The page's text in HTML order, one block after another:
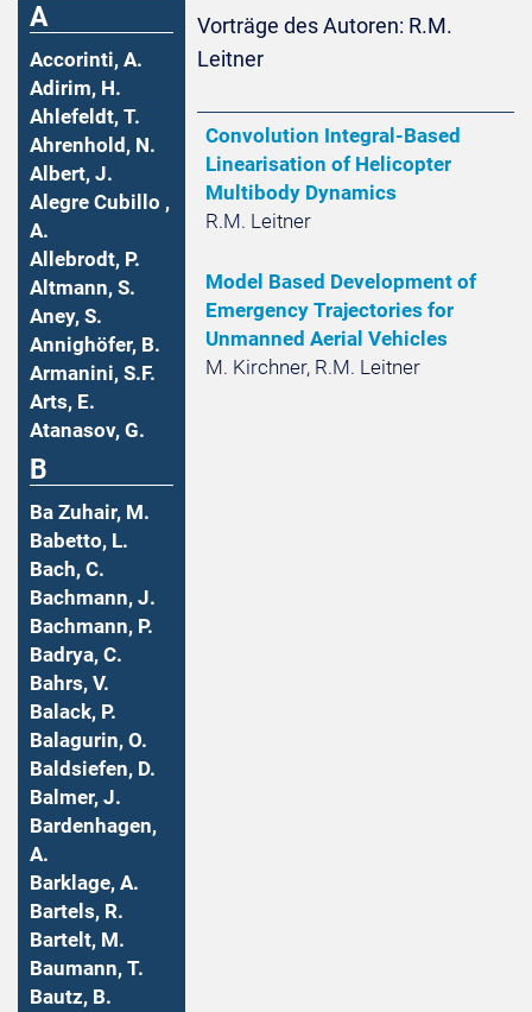
A
Accorinti, A.
Adirim, H.
Ahlefeldt, T.
Ahrenhold, N.
Albert, J.
Alegre Cubillo ,
A.
Allebrodt, P.
Altmann, S.
Aney, S.
Annighöfer, B.
Armanini, S.F.
Arts, E.
Atanasov, G.
B
Ba Zuhair, M.
Babetto, L.
Bach, C.
Bachmann, J.
Bachmann, P.
Badrya, C.
Bahrs, V.
Balack, P.
Balagurin, O.
Baldsiefen, D.
Balmer, J.
Bardenhagen,
A.
Barklage, A.
Bartels, R.
Bartelt, M.
Baumann, T.
Bautz, B.
Vorträge des Autoren: R.M.
Leitner
Convolution Integral-Based
Linearisation of Helicopter
Multibody Dynamics
R.M. Leitner
Model Based Development of
Emergency Trajectories for
Unmanned Aerial Vehicles
M. Kirchner, R.M. Leitner